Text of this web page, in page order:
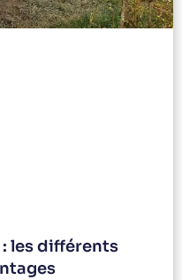
les différents